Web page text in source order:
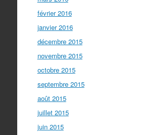
février 2016
janvier 2016
décembre 2015
novembre 2015
octobre 2015
septembre 2015
août 2015
juillet 2015
juin 2015